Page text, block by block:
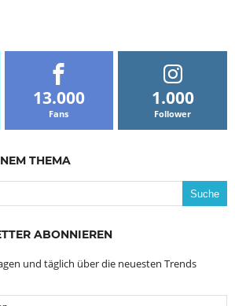
13.000
Fans
1.000
Follower
THEMA
ABONNIEREN
und täglich über die neuesten Trends